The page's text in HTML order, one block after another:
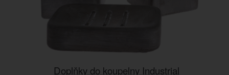
Doplňky do koupelny Industrial